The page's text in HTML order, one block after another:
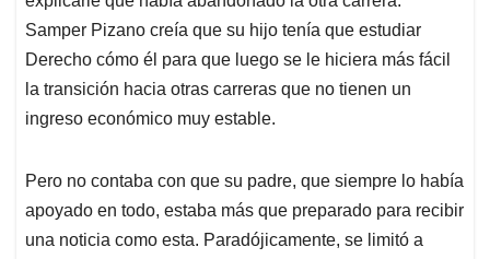
Samper Pizano creía que su hijo tenía que estudiar
Derecho cómo él para que luego se le hiciera más fácil
la transición hacia otras carreras que no tienen un
ingreso económico muy estable.
Pero no contaba con que su padre, que siempre lo había
apoyado en todo, estaba más que preparado para recibir
una noticia como esta. Paradójicamente, se limitó a